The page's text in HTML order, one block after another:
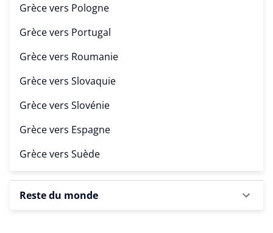
Grèce vers Pologne
Grèce vers Portugal
Grèce vers Roumanie
Grèce vers Slovaquie
Grèce vers Slovénie
Grèce vers Espagne
Grèce vers Suède
Reste du monde